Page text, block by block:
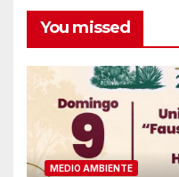
You missed
MEDIO AMBIENTE